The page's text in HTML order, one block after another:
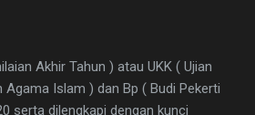
Akhir Tahun ) atau UKK ( Ujian
Islam ) dan Bp ( Budi Pekerti
serta dilengkapi dengan kunci